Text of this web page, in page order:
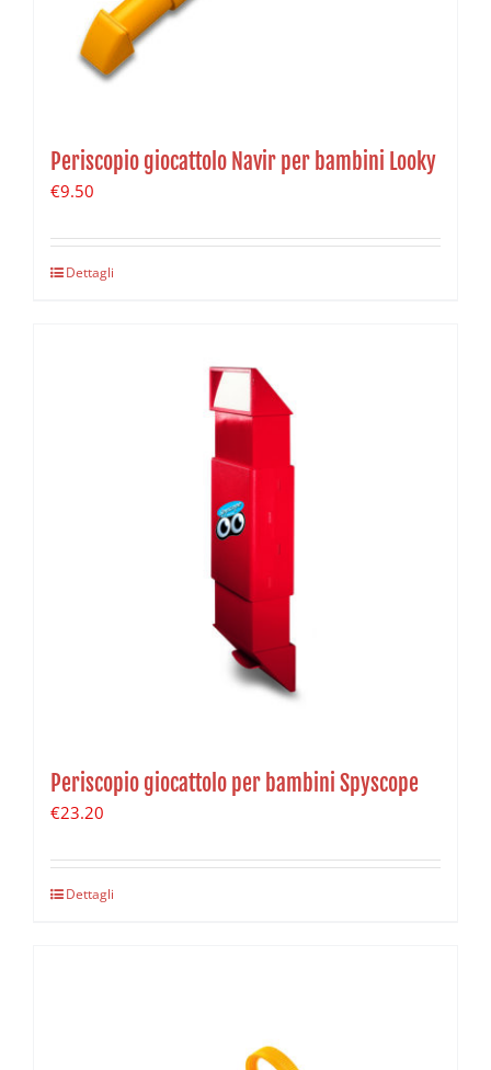
Periscopio giocattolo Navir per bambini Looky
€9.50
Dettagli
Periscopio giocattolo per bambini Spyscope
€23.20
Dettagli